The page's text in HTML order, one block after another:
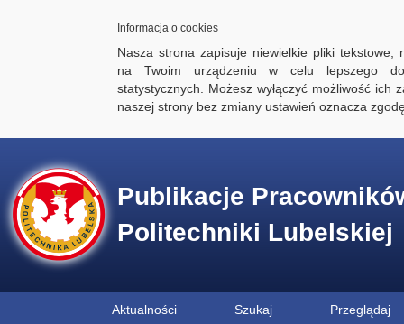
Informacja o cookies
Nasza strona zapisuje niewielkie pliki tekstowe,
na Twoim urządzeniu w celu lepszego
statystycznych. Możesz wyłączyć możliwość ich
naszej strony bez zmiany ustawień oznacza
Publikacje
Politechniki Lubelskiej
Aktualności Szukaj Przeglądaj